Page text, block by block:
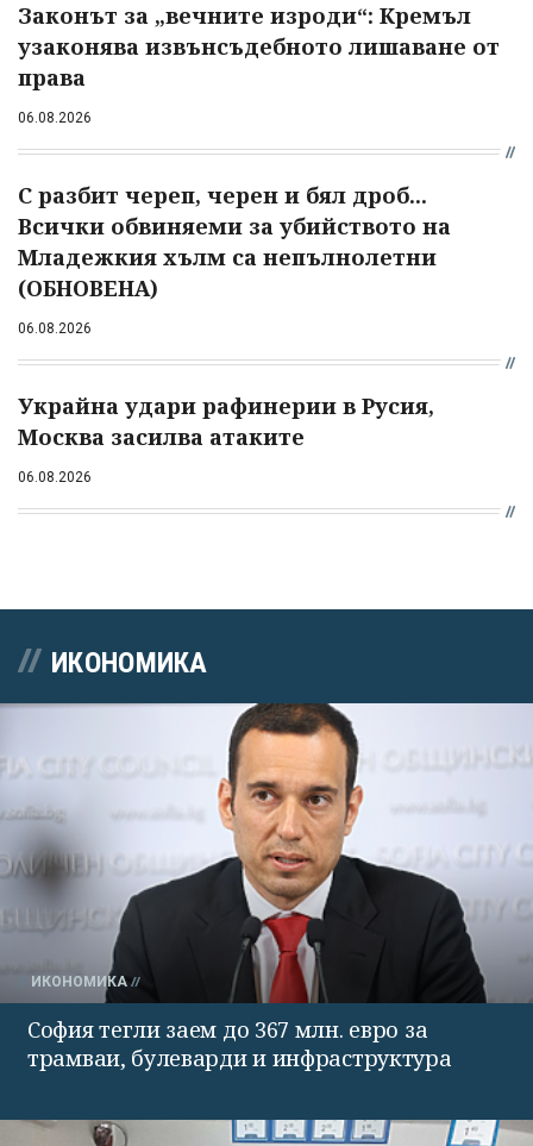
Законът за „вечните изроди“: Кремъл
узаконява извънсъдебното лишаване от
права
06.08.2026
С разбит череп, черен и бял дроб...
Всички обвиняеми за убийството на
Младежкия хълм са непълнолетни
(ОБНОВЕНА)
06.08.2026
Украйна удари рафинерии в Русия,
Москва засилва атаките
06.08.2026
ИКОНОМИКА
ИКОНОМИКА
София тегли заем до 367 млн. евро за
трамваи, булеварди и инфраструктура